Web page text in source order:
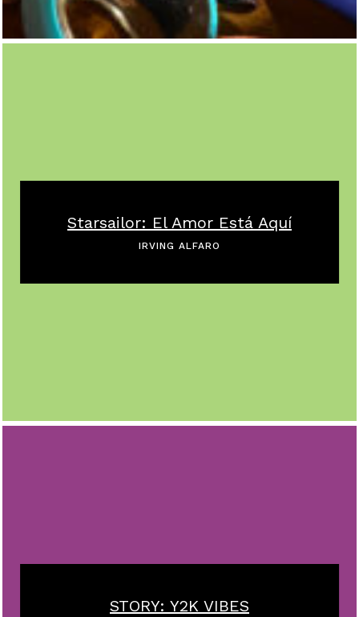
Starsailor: El Amor Está Aquí
IRVING ALFARO
STORY: Y2K VIBES